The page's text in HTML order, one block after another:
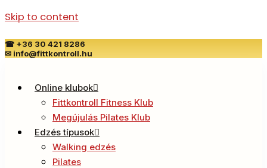
Skip to content
☎ +36 30 421 8286
✉ info@fittkontroll.hu
Online klubok
Fittkontroll Fitness Klub
Megújulás Pilates Klub
Edzés típusok
Walking edzés
Pilates